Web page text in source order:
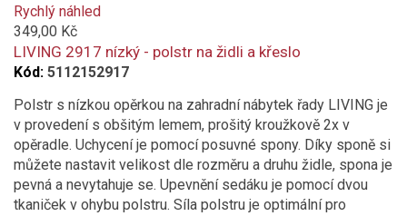
Vlastnosti a funkce
Impregnace proti skvrnám a špíně
Provedení se zipem
Vhodné pro Gastro
Vododpudivý potah
added
to
compare
Rychlý náhled
349,00 Kč
LIVING 2917 nízký - polstr na židli a křeslo
Kód: 5112152917
Polstr s nízkou opěrkou na zahradní nábytek řady LIVING je
v provedení s obšitým lemem, prošitý kroužkově 2x v
opěradle. Uchycení je pomocí posuvné spony. Díky sponě si
můžete nastavit velikost dle rozměru a druhu židle, spona je
pevná a nevytahuje se. Upevnění sedáku je pomocí dvou
tkaniček v ohybu polstru. Síla polstru je optimální pro